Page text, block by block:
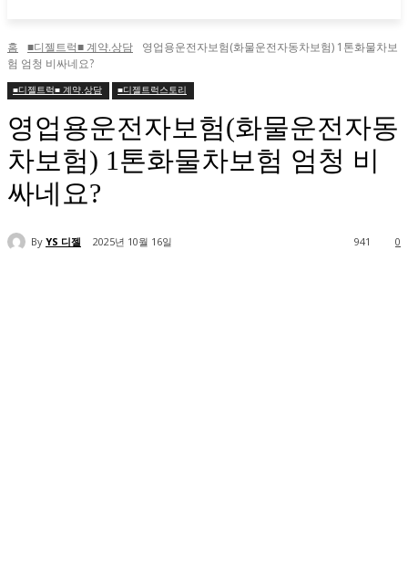
홈 ■디젤트럭■ 계약.상담
영업용운전자보험(화물운전자동차보험) 1톤화물차보
험 엄청 비싸네요?
■디젤트럭■ 계약.상담 ■디젤트럭스토리
영업용운전자보험(화물운전자동
차보험) 1톤화물차보험 엄청 비
싸네요?
By YS 디젤 2025년 10월 16일 0
941